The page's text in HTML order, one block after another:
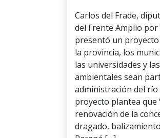
Carlos del Frade,
del Frente Amplio por
presentó un proyecto
la provincia, los
las universidades y
ambientales sean
administración del río
proyecto plantea que
renovación de la
dragado,